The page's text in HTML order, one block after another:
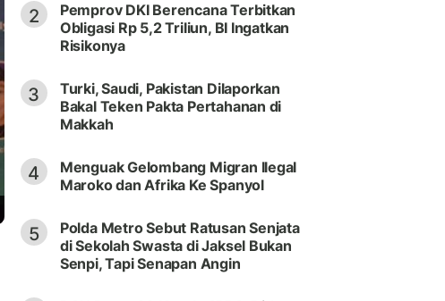
2
Pemprov DKI Berencana Terbitkan
Obligasi Rp 5,2 Triliun, BI Ingatkan
Risikonya
3
Turki, Saudi, Pakistan Dilaporkan
Bakal Teken Pakta Pertahanan di
Makkah
4
Menguak Gelombang Migran Ilegal
Maroko dan Afrika Ke Spanyol
5
Polda Metro Sebut Ratusan Senjata
di Sekolah Swasta di Jaksel Bukan
Senpi, Tapi Senapan Angin